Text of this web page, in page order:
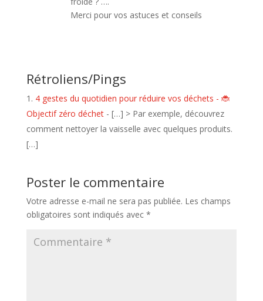
Merci pour vos astuces et conseils
Rétroliens/Pings
4 gestes du quotidien pour réduire vos déchets - 🐞
Objectif zéro déchet- […] > Par exemple, découvrez
comment nettoyer la vaisselle avec quelques produits.
[…]
Poster le commentaire
Votre adresse e-mail ne sera pas publiée. Les champs
obligatoires sont indiqués avec *